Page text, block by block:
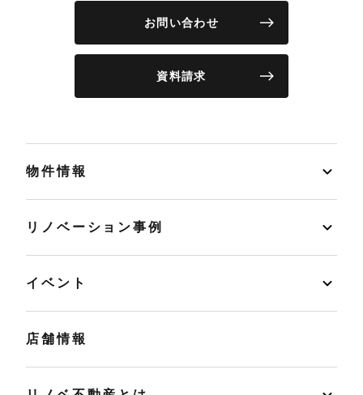
お問い合わせ
資料請求
物件情報
リノベーション事例
イベント
店舗情報